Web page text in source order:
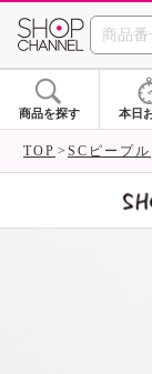
商品を探す 本日
TOP SCピープル